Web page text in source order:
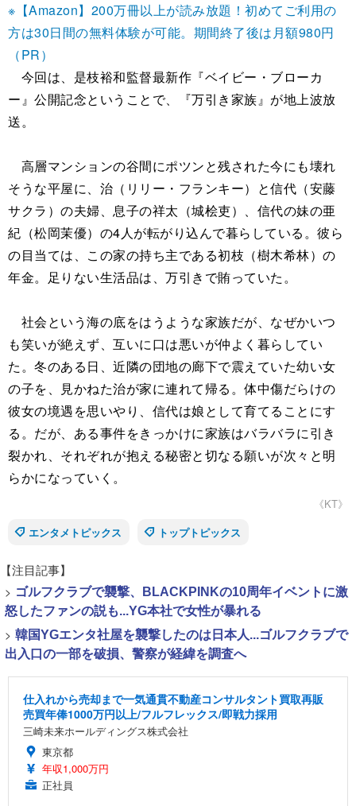
※【Amazon】200万冊以上が読み放題！初めてご利用の
方は30日間の無料体験が可能。期間終了後は月額980円
（PR）
今回は、是枝裕和監督最新作『ベイビー・ブローカ
ー』公開記念ということで、『万引き家族』が地上波放
送。
高層マンションの谷間にポツンと残された今にも壊れ
そうな平屋に、治（リリー・フランキー）と信代（安藤
サクラ）の夫婦、息子の祥太（城桧吏）、信代の妹の亜
紀（松岡茉優）の4人が転がり込んで暮らしている。彼ら
の目当ては、この家の持ち主である初枝（樹木希林）の
年金。足りない生活品は、万引きで賄っていた。
社会という海の底をはうような家族だが、なぜかいつ
も笑いが絶えず、互いに口は悪いが仲よく暮らしてい
た。冬のある日、近隣の団地の廊下で震えていた幼い女
の子を、見かねた治が家に連れて帰る。体中傷だらけの
彼女の境遇を思いやり、信代は娘として育てることにす
る。だが、ある事件をきっかけに家族はバラバラに引き
裂かれ、それぞれが抱える秘密と切なる願いが次々と明
らかになっていく。
《KT》
エンタメトピックス
トップトピックス
【注目記事】
> ゴルフクラブで襲撃、BLACKPINKの10周年イベントに激
怒したファンの説も...YG本社で女性が暴れる
> 韓国YGエンタ社屋を襲撃したのは日本人...ゴルフクラブで
出入口の一部を破損、警察が経緯を調査へ
仕入れから売却まで一気通貫不動産コンサルタント買取再販
売買年俸1000万円以上/フルフレックス/即戦力採用
三崎未来ホールディングス株式会社
東京都
年収1,000万円
正社員